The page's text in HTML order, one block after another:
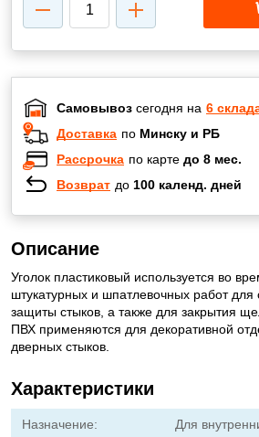
Самовывоз сегодня на 6
Доставка по Минску и РБ
Рассрочка по карте до 8 мес.
Возврат до 100 календ. дней
Описание
Уголок пластиковый используется во
штукатурных и шпатлевочных работ
защиты стыков, а также для закрытия
ПВХ применяются для декоративной
дверных стыков.
Характеристики
Назначение: Для